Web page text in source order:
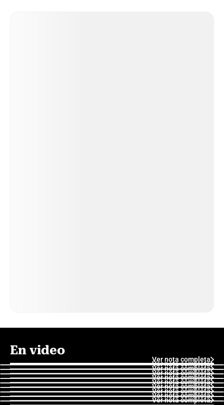
En video
Ver nota completa
Ver nota completa
Ver nota completa
Ver nota completa
Ver nota completa
Ver nota completa
Ver nota completa
Ver nota completa
Ver nota completa
Ver nota completa